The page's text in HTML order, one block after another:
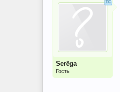
Serёga
Гость